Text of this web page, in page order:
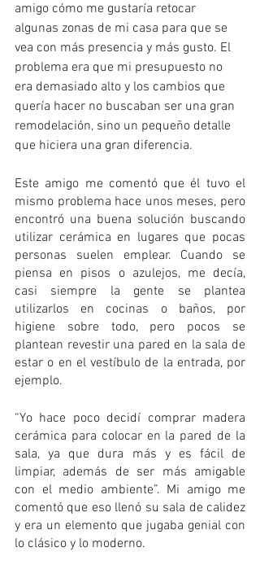
amigo cómo me gustaría retocar
algunas zonas de mi casa para que se
vea con más presencia y más gusto. El
problema era que mi presupuesto no
era demasiado alto y los cambios que
quería hacer no buscaban ser una gran
remodelación, sino un pequeño detalle
que hiciera una gran diferencia.
Este amigo me comentó que él tuvo el
mismo problema hace unos meses, pero
encontró una buena solución buscando
utilizar cerámica en lugares que pocas
personas suelen emplear. Cuando se
piensa en pisos o azulejos, me decía,
casi siempre la gente se plantea
utilizarlos en cocinas o baños, por
higiene sobre todo, pero pocos se
plantean revestir una pared en la sala de
estar o en el vestíbulo de la entrada, por
ejemplo.
“Yo hace poco decidí comprar madera
cerámica para colocar en la pared de la
sala, ya que dura más y es fácil de
limpiar, además de ser más amigable
con el medio ambiente”. Mi amigo me
comentó que eso llenó su sala de calidez
y era un elemento que jugaba genial con
lo clásico y lo moderno.